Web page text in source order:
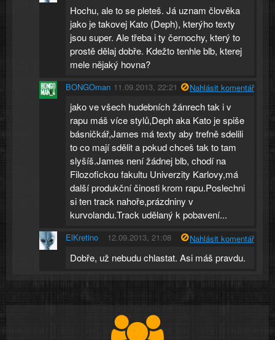
Hochu, ale to se pleteš. Já uznam člověka
jako je takovej Kato (Deph), kterýho texty
jsou super. Ale třeba i ty černochy, který to
prostě dělaj dobře. Kdežto tenhle blb, kterej
mele nějaký hovna?
BONGOman 11.09.2013, 22:21 Nahlásit komentář
jako ve všech hudebních žánrech tak i v
rapu máš více stylů,Deph aka Kato je spiše
básničkář,James má texty aby trefně sdelili
to co mají sdělit a pokud chceš tak to tam
slyšíš.James není žádnej blb, chodí na
Filozofickou fakultu Univerzity Karlovy,má
další produkční činosti krom rapu.Poslechni
si ten track nahoře,prázdniny v
kurvolandu.Track udělaný k pobavení...
ElKretino 12.09.2013, 21:08 Nahlásit komentář
Dobře, už nebudu chlastat. Asi máš pravdu.